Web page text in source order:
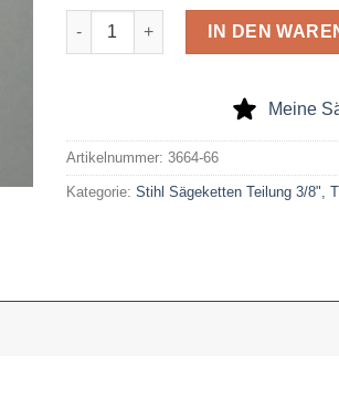
Stihl Sägekette Micro 3 Nr. 3664-66
IN DEN
Meine
Artikelnummer: 3664-66
Kategorie: Stihl Sägeketten Teilung 3/8",